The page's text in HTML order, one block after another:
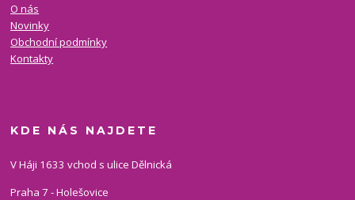
O nás
Novinky
Obchodní podmínky
Kontakty
KDE NÁS NAJDETE
V Háji 1633 vchod s ulice Dělnická
Praha 7 - Holešovice